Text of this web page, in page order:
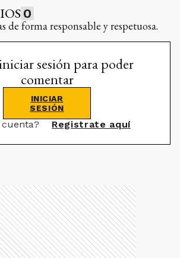
0
de forma responsable y respetuosa.
sesión para poder
comentar
INICIAR
SESIÓN
cuenta? Registrate aquí